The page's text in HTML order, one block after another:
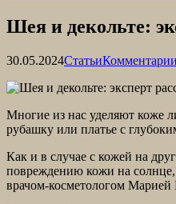
Шея и декольте:
30.05.2024Статьи
Многие из нас уделяют коже
рубашку или платье с
Как и в случае с кожей на
повреждению кожи на
врачом-косметологом Марией